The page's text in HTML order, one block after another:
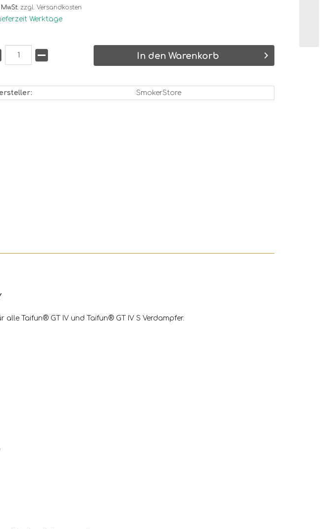
zzgl. Versandkosten
Werktage
In den Warenkorb
SmokerStore
alle Taifun® GT IV und Taifun® GT IV S Verdampfer.